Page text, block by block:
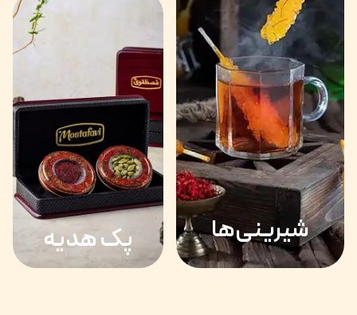
شیرینی‌ها پک هدیه